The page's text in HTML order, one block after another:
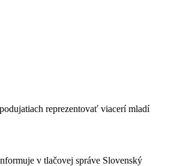
reprezentovať viacerí mladí
v tlačovej správe Slovenský